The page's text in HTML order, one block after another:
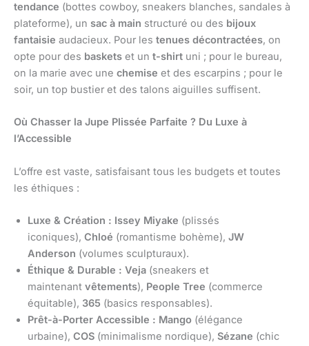
tendance (bottes cowboy, sneakers blanches, sandales à
plateforme), un sac à main structuré ou des bijoux
fantaisie audacieux. Pour les tenues décontractées, on
opte pour des baskets et un t-shirt uni ; pour le bureau,
on la marie avec une chemise et des escarpins ; pour le
soir, un top bustier et des talons aiguilles suffisent.
Où Chasser la Jupe Plissée Parfaite ? Du Luxe à
l’Accessible
L’offre est vaste, satisfaisant tous les budgets et toutes
les éthiques :
Luxe & Création : Issey Miyake (plissés
iconiques), Chloé (romantisme bohème), JW
Anderson (volumes sculpturaux).
Éthique & Durable : Veja (sneakers et
maintenant vêtements), People Tree (commerce
équitable), 365 (basics responsables).
Prêt-à-Porter Accessible : Mango (élégance
urbaine), COS (minimalisme nordique), Sézane (chic